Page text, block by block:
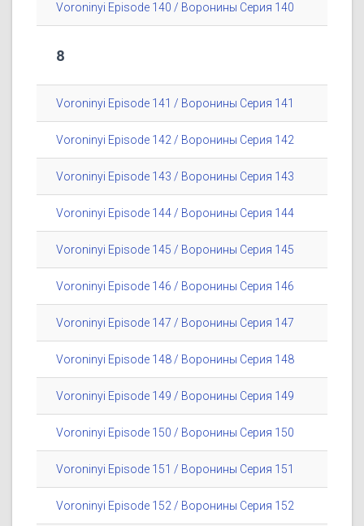
Voroninyi Episode 140 / Воронины Серия 140
8
Voroninyi Episode 141 / Воронины Серия 141
Voroninyi Episode 142 / Воронины Серия 142
Voroninyi Episode 143 / Воронины Серия 143
Voroninyi Episode 144 / Воронины Серия 144
Voroninyi Episode 145 / Воронины Серия 145
Voroninyi Episode 146 / Воронины Серия 146
Voroninyi Episode 147 / Воронины Серия 147
Voroninyi Episode 148 / Воронины Серия 148
Voroninyi Episode 149 / Воронины Серия 149
Voroninyi Episode 150 / Воронины Серия 150
Voroninyi Episode 151 / Воронины Серия 151
Voroninyi Episode 152 / Воронины Серия 152